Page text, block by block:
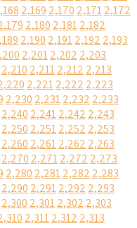
2,169 2,170 2,1712,172
2,180 2,1812,182
2,190 2,1912,192 2,193
2,2012,202 2,203
2,210 2,2112,212 2,213
2,2212,222 2,223
2,230 2,2312,232 2,233
2,240 2,2412,242 2,243
2,250 2,2512,252 2,253
2,260 2,2612,262 2,263
2,270 2,2712,272 2,273
2,280 2,2812,282 2,283
2,290 2,2912,292 2,293
2,300 2,3012,302 2,303
2,3112,312 2,313